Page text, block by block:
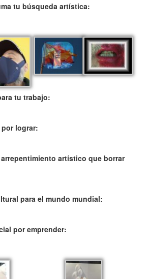
tu búsqueda artística:
tu trabajo:
lograr:
artístico que borrar
para el mundo mundial:
por emprender: